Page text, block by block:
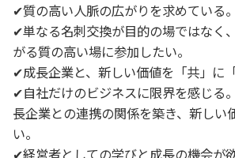
✔質の高い人脈の広がりを求めている。
✔単なる名刺交換が目的の場ではなく
がる質の高い場に参加したい。
✔成長企業と、新しい価値を「共」に
✔自社だけのビジネスに限界を感じる
長企業との連携の関係を築き、新しい
い。